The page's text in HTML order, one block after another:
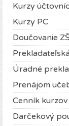
Kurzy
Kurzy PC
Doučovanie
Úradné
Prenájom
Cenník kurzov
Darčekový